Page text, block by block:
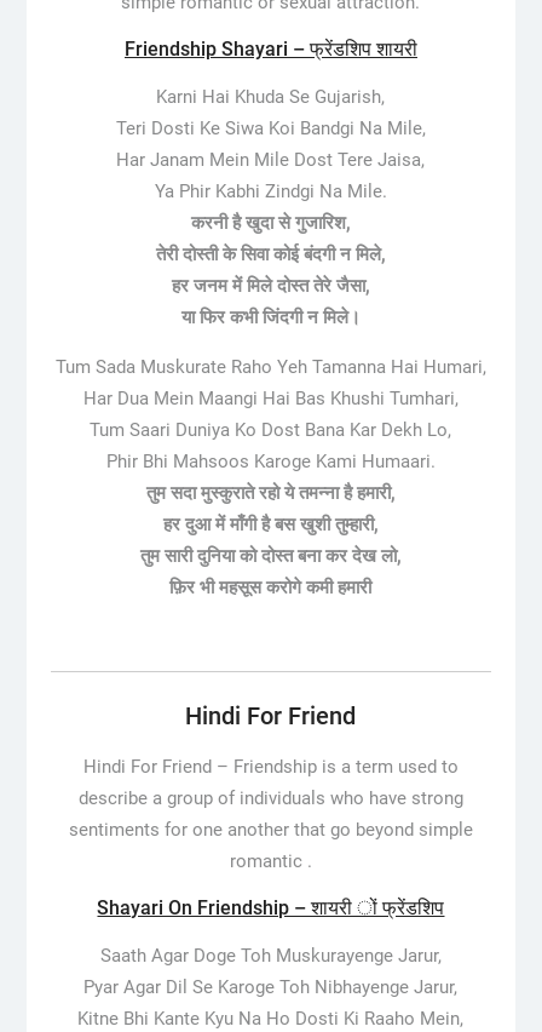
Friendship Shayari – फ्रेंडशिप शायरी
Karni Hai Khuda Se Gujarish,
Teri Dosti Ke Siwa Koi Bandgi Na Mile,
Har Janam Mein Mile Dost Tere Jaisa,
Ya Phir Kabhi Zindgi Na Mile.
करनी है खुदा से गुजारिश,
तेरी दोस्ती के सिवा कोई बंदगी न मिले,
हर जनम में मिले दोस्त तेरे जैसा,
या फिर कभी जिंदगी न मिले।
Tum Sada Muskurate Raho Yeh Tamanna Hai Humari,
Har Dua Mein Maangi Hai Bas Khushi Tumhari,
Tum Saari Duniya Ko Dost Bana Kar Dekh Lo,
Phir Bhi Mahsoos Karoge Kami Humaari.
तुम सदा मुस्कुराते रहो ये तमन्ना है हमारी,
हर दुआ में माँगी है बस खुशी तुम्हारी,
तुम सारी दुनिया को दोस्त बना कर देख लो,
फ़िर भी महसूस करोगे कमी हमारी
Hindi For Friend
Hindi For Friend – Friendship is a term used to
describe a group of individuals who have strong
sentiments for one another that go beyond simple
romantic .
Shayari On Friendship – शायरी ों फ्रेंडशिप
Saath Agar Doge Toh Muskurayenge Jarur,
Pyar Agar Dil Se Karoge Toh Nibhayenge Jarur,
Kitne Bhi Kante Kyu Na Ho Dosti Ki Raaho Mein,